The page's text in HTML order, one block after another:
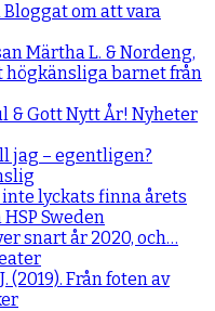
Bloggat om att vara
Märtha L. & Nordeng,
högkänsliga barnet från
& Gott Nytt År! Nyheter
jag – egentligen?
lyckats finna årets
Sweden
snart år 2020, och…
(2019). Från foten av